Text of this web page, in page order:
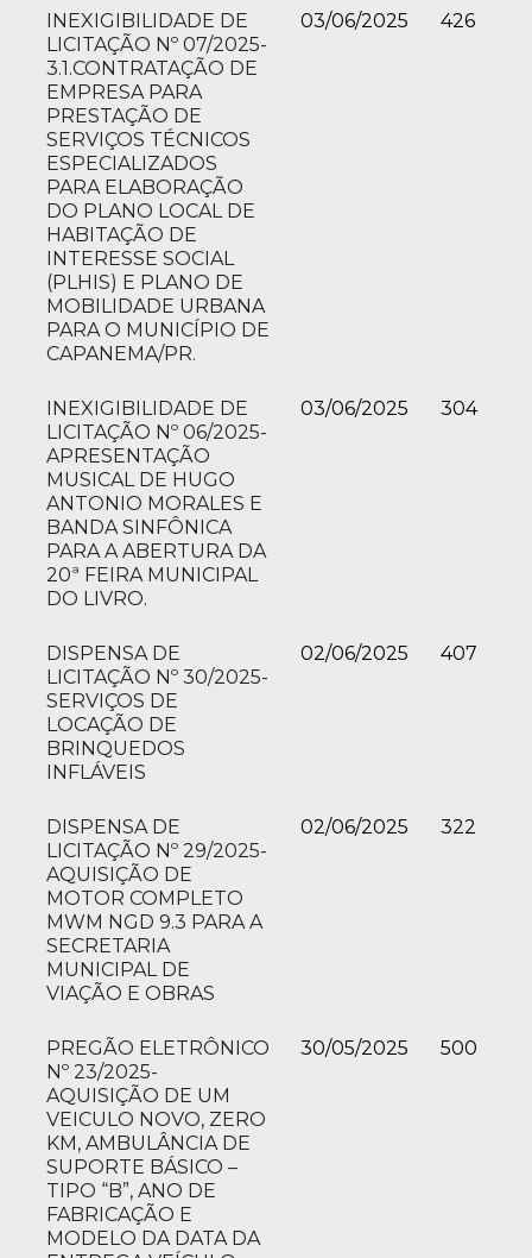
INEXIGIBILIDADE DE
LICITAÇÃO Nº 07/2025-
3.1.CONTRATAÇÃO DE
EMPRESA PARA
PRESTAÇÃO DE
SERVIÇOS TÉCNICOS
ESPECIALIZADOS
PARA ELABORAÇÃO
DO PLANO LOCAL DE
HABITAÇÃO DE
INTERESSE SOCIAL
(PLHIS) E PLANO DE
MOBILIDADE URBANA
PARA O MUNICÍPIO DE
CAPANEMA/PR.
03/06/2025 426
INEXIGIBILIDADE DE
LICITAÇÃO Nº 06/2025-
APRESENTAÇÃO
MUSICAL DE HUGO
ANTONIO MORALES E
BANDA SINFÔNICA
PARA A ABERTURA DA
20ª FEIRA MUNICIPAL
DO LIVRO.
03/06/2025 304
DISPENSA DE
LICITAÇÃO Nº 30/2025-
SERVIÇOS DE
LOCAÇÃO DE
BRINQUEDOS
INFLÁVEIS
02/06/2025 407
DISPENSA DE
LICITAÇÃO Nº 29/2025-
AQUISIÇÃO DE
MOTOR COMPLETO
MWM NGD 9.3 PARA A
SECRETARIA
MUNICIPAL DE
VIAÇÃO E OBRAS
02/06/2025 322
PREGÃO ELETRÔNICO
Nº 23/2025-
AQUISIÇÃO DE UM
VEICULO NOVO, ZERO
KM, AMBULÂNCIA DE
SUPORTE BÁSICO –
TIPO “B”, ANO DE
FABRICAÇÃO E
MODELO DA DATA DA
30/05/2025 500